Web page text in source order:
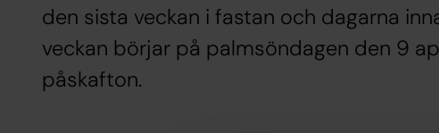
den sista veckan i fastan och dagarna
veckan börjar på palmsöndagen den 9
påskafton.